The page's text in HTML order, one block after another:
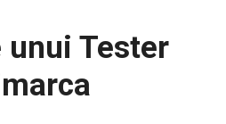
unui Tester